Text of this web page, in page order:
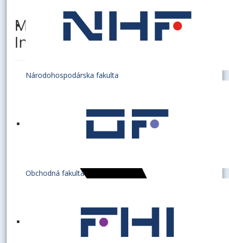
Národohospodárska fakulta
Obchodná fakulta
MICHÁLKOVÁ, Anna, prof.
Ing., PhD.